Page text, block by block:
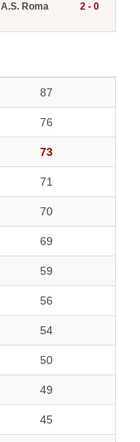
A.S. Roma 2 - 0
87
76
73
71
70
69
59
56
54
50
49
45